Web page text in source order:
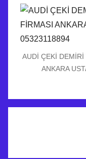
AUDİ ÇEKİ DEMİRİ
ANKARA